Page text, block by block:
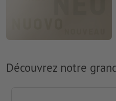
Découvrez notre